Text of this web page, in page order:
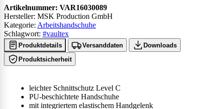
Artikelnummer: VAR16030089
Kategorie: Arbeitshandschuhe
Schlagwort: #vaultex
Hersteller: MSK Production GmbH
Produktdetails Versanddaten
Downloads
Produktsicherheit
leichter Schnittschutz Level C
PU-beschichtete Handschuhe
mit integriertem elastischem Handgelenk